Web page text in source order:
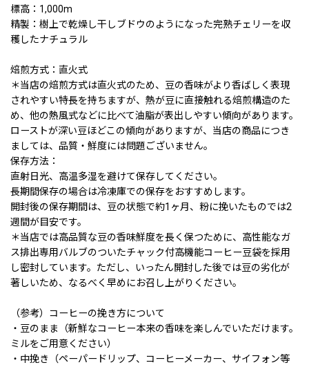
標高：1,000m
精製：樹上で乾燥し干しブドウのようになった完熟チェリーを収
穫したナチュラル
焙煎方式：直火式
＊当店の焙煎方式は直火式のため、豆の香味がより香ばしく表現
されやすい特長を持ちますが、熱が豆に直接触れる焙煎構造のた
め、他の熱風式などに比べて油脂が表出しやすい傾向があります。
ローストが深い豆ほどこの傾向がありますが、当店の商品につき
ましては、品質・鮮度には問題ございません。
保存方法：
直射日光、高温多湿を避けて保存してください。
長期間保存の場合は冷凍庫での保存をおすすめします。
開封後の保存期間は、豆の状態で約1ヶ月、粉に挽いたものでは2
週間が目安です。
＊当店では高品質な豆の香味鮮度を長く保つために、高性能なガ
ス排出専用バルブのついたチャック付高機能コーヒー豆袋を採用
し密封しています。ただし、いったん開封した後では豆の劣化が
著しいため、なるべく早めにお召し上がりください。
（参考）コーヒーの挽き方について
・豆のまま（新鮮なコーヒー本来の香味を楽しんでいただけます。
ミルをご用意ください）
・中挽き（ペーパードリップ、コーヒーメーカー、サイフォン等